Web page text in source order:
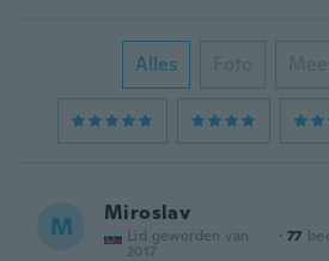
Alles Foto
M Miroslav
Lid geworden van
2017
· 77